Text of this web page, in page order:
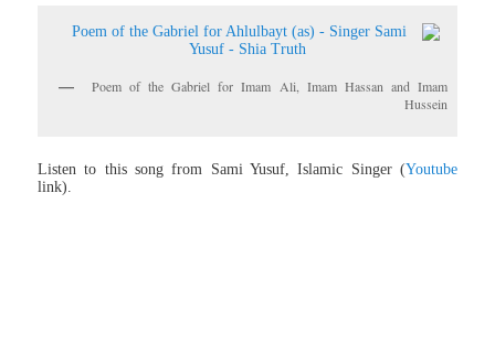
Poem of the Gabriel for Imam Ali, Imam Hassan and Imam
Hussein
Listen to this song from Sami Yusuf, Islamic Singer (Youtube
link).